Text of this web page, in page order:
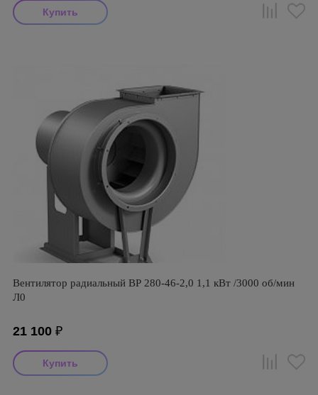
Вентилятор радиальный ВР 280-46-2,0 1,1 кВт /3000 об/мин
Л0
21 100 ₽